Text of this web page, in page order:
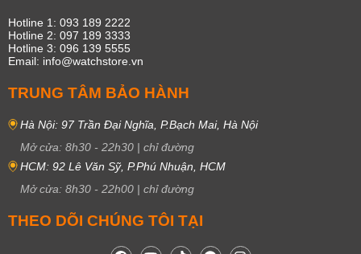
Hotline 1: 093 189 2222
Hotline 2: 097 189 3333
Hotline 3: 096 139 5555
Email: info@watchstore.vn
TRUNG TÂM BẢO HÀNH
Hà Nội: 97 Trần Đại Nghĩa, P.Bạch Mai, Hà Nội
Mở cửa: 8h30 - 22h30 | chỉ đường
HCM: 92 Lê Văn Sỹ, P.Phú Nhuận, HCM
Mở cửa: 8h30 - 22h00 | chỉ đường
THEO DÕI CHÚNG TÔI TẠI